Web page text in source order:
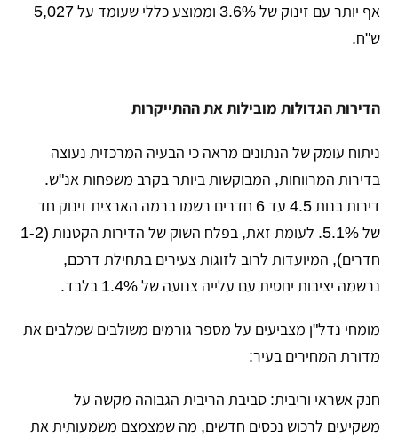
אף יותר עם זינוק של 3.6% וממוצע כללי שעומד על 5,027
ש"ח.
הדירות הגדולות מובילות את ההתייקרות
​ניתוח עומק של הנתונים מראה כי הבעיה המרכזית נעוצה
בדירות המרווחות, המבוקשות ביותר בקרב משפחות אנ"ש.
דירות בנות 4.5 עד 6 חדרים רשמו ברמה הארצית זינוק חד
של 5.1%. לעומת זאת, בפלח השוק של הדירות הקטנות (1-2
חדרים), המיועדות לרוב לזוגות צעירים בתחילת דרכם,
נרשמה יציבות יחסית עם עלייה צנועה של 1.4% בלבד.
​מומחי נדל"ן מצביעים על מספר גורמים משולבים שמלבים את
מדורת המחירים בעיר:
​חנק אשראי וריבית: סביבת הריבית הגבוהה מקשה על
משקיעים לרכוש נכסים חדשים, מה שמצמצם משמעותית את